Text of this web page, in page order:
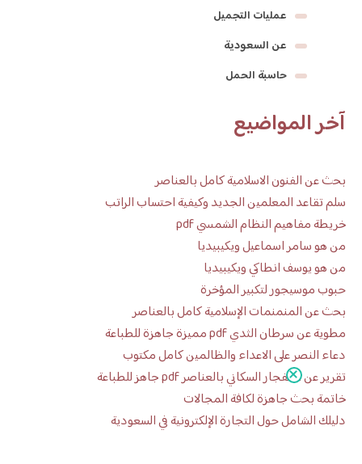
عمليات التجميل
عن السعودية
حاسبة الحمل
آخر المواضيع
بحث عن الفنون الاسلامية كامل بالعناصر
سلم تقاعد المعلمين الجديد وكيفية احتساب الراتب
خريطة مفاهيم النظام الشمسي pdf
من هو سامر اسماعيل ويكيبيديا
من هو يوسف انطاكي ويكيبيديا
حبوب موسيجور لتكبير المؤخرة
بحث عن المنمنمات الإسلامية كامل بالعناصر
مطوية عن سرطان الثدي pdf مميزة جاهزة للطباعة
دعاء النصر على الاعداء والظالمين كامل مكتوب
تقرير عن الانفجار السكاني بالعناصر pdf جاهز للطباعة
خاتمة بحث جاهزة لكافة المجالات
دليلك الشامل حول التجارة الإلكترونية في السعودية